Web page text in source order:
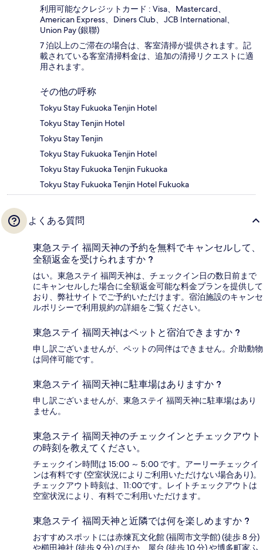
利用可能なクレジットカード : Visa、Mastercard、
American Express、Diners Club、JCB International、
Union Pay (銀聯)
7 泊以上のご滞在の場合は、客室清掃が提供されます。記
載されている客室清掃料金は、追加の清掃リクエストに適
用されます。
その他の呼称
Tokyu Stay Fukuoka Tenjin Hotel
Tokyu Stay Tenjin Hotel
Tokyu Stay Tenjin
Tokyu Stay Fukuoka Tenjin Hotel
Tokyu Stay Fukuoka Tenjin Fukuoka
Tokyu Stay Fukuoka Tenjin Hotel Fukuoka
よくある質問
東急ステイ 福岡天神の予約を無料でキャンセルして、
全額返金を受けられますか ?
はい。東急ステイ 福岡天神は、チェックイン日の数日前まで
にキャンセルした場合に全額返金可能な料金プランを提供して
おり、弊社サイトでご予約いただけます。宿泊施設のキャンセ
ルポリシーで利用規約の詳細をご覧ください。
東急ステイ 福岡天神はペットと宿泊できますか ?
申し訳ございませんが、ペットの同伴はできません。介助動物
は同伴可能です。
東急ステイ 福岡天神に駐車場はありますか ?
申し訳ございませんが、東急ステイ 福岡天神に駐車場はあり
ません。
東急ステイ 福岡天神のチェックインとチェックアウト
の時刻を教えてください。
チェックイン時間は 15:00 ～ 5:00 です。アーリーチェックイ
ンは有料です (空室状況によりご利用いただけない場合あり)。
チェックアウト時刻は、11:00です。レイトチェックアウトは
空室状況により、有料でご利用いただけます。
東急ステイ 福岡天神と近隣では何を楽しめますか ?
おすすめスポットには赤煉瓦文化館 (福岡市文学館) (徒歩 8 分)
や櫛田神社 (徒歩 9 分) のほか、屋台 (徒歩 10 分) や博多町家ふ